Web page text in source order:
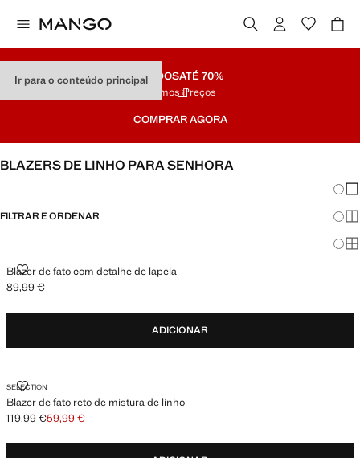
Ir para o conteúdo principalSALDOSATÉ 70%
Últimos Preços
COMPRAR AGORA
BLAZERS DE LINHO PARA SENHORA
FILTRAR E ORDENAR
Blazer de fato com detalhe de lapela
BLAZER DE FATO COM DETALHE DE LAPELA
Preço atual [89,99 € ]
89,99 €
ADICIONAR
SELECTION
Blazer de fato reto de mistura de linho
BLAZER DE FATO RETO DE MISTURA DE LINHO
Preço inicial riscado [119,99 € ]
119,99 €
Preço atual [59,99 € ]
59,99 €